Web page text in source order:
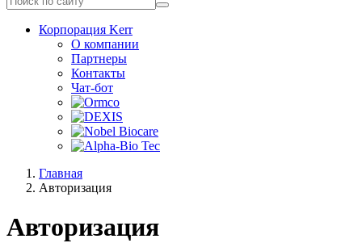
Корпорация Kerr
О компании
Партнеры
Контакты
Чат-бот
Главная
Авторизация
Авторизация